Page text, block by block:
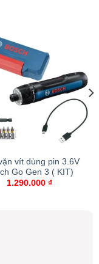
vít dùng pin 3.6V
Go Gen 3 ( KIT)
1.290.000 ₫